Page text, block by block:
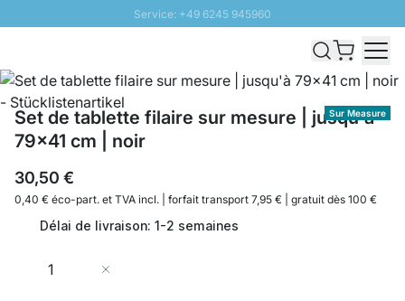
Service: +49 6245 945960
Livraison rapide - Livraison gratuite dès 100€
Retour 100 jours
PROMO SOLEIL: Jusqu'à 20% de remise
Sur Measure
Set de tablette filaire sur mesure | jusqu'à
79x41 cm | noir
30,50 €
0,40 € éco-part. et TVA incl. | forfait transport 7,95 € | gratuit dès 100 €
Délai de livraison: 1-2 semaines
Quantité